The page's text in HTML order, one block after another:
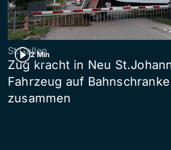
2 Min
St.Gallen
Zug kracht in Neu
Fahrzeug auf Bahnschranke
zusammen